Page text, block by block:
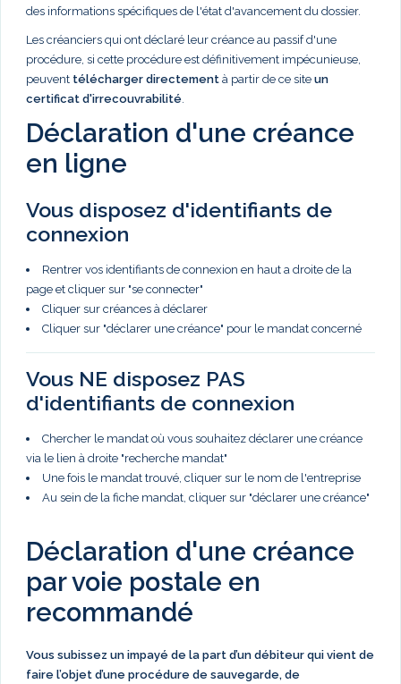
des informations spécifiques de l'état d'avancement du dossier.
Les créanciers qui ont déclaré leur créance au passif d'une
procédure, si cette procédure est définitivement impécunieuse,
peuvent télécharger directement à partir de ce site un
certificat d'irrecouvrabilité.
Déclaration d'une créance
en ligne
Vous disposez d'identifiants de
connexion
Rentrer vos identifiants de connexion en haut a droite de la
page et cliquer sur "se connecter"
Cliquer sur créances à déclarer
Cliquer sur "déclarer une créance" pour le mandat concerné
Vous NE disposez PAS
d'identifiants de connexion
Chercher le mandat où vous souhaitez déclarer une créance
via le lien à droite "recherche mandat"
Une fois le mandat trouvé, cliquer sur le nom de l'entreprise
Au sein de la fiche mandat, cliquer sur "déclarer une créance"
Déclaration d'une créance
par voie postale en
recommandé
Vous subissez un impayé de la part d’un débiteur qui vient de
faire l’objet d’une procédure de sauvegarde, de